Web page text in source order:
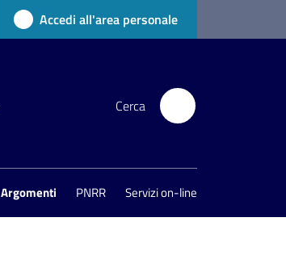
Accedi all'area personale
Cerca
Argomenti PNRR Servizi on-line